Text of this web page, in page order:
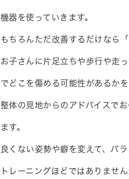
機器を使っていきます。
もちろんただ改善するだけなら
お子さんに片足立ちや歩行や走
でどこを傷める可能性があるかを
整体の見地からのアドバイスで
ます。
良くない姿勢や癖を変えて、バ
トレーニングほどではありませ